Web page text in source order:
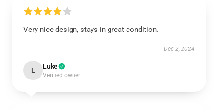
Very nice design, stays in great condition.
Dec 2, 2024
L Luke
Verified owner